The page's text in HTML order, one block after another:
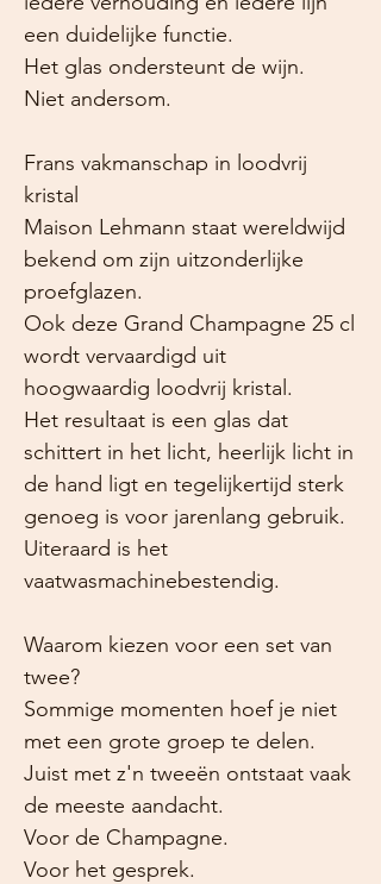
een duidelijke functie.
Het glas ondersteunt de wijn.
Niet andersom.
Frans vakmanschap in loodvrij
kristal
Maison Lehmann staat wereldwijd
bekend om zijn uitzonderlijke
proefglazen.
Ook deze Grand Champagne 25 cl
wordt vervaardigd uit
hoogwaardig loodvrij kristal.
Het resultaat is een glas dat
schittert in het licht, heerlijk licht in
de hand ligt en tegelijkertijd sterk
genoeg is voor jarenlang gebruik.
Uiteraard is het
vaatwasmachinebestendig.
Waarom kiezen voor een set van
twee?
Sommige momenten hoef je niet
met een grote groep te delen.
Juist met z'n tweeën ontstaat vaak
de meeste aandacht.
Voor de Champagne.
Voor het gesprek.